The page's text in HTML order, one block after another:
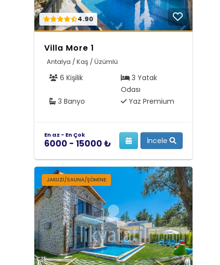
4.90
Villa More 1
Antalya / Kaş / Üzümlü
6 Kişilik
3 Yatak
Odası
3 Banyo
Yaz Premium
En az - En Çok
6000 - 15000 ₺ İncele
JAKUZI/SAUNA/ŞÖMINE